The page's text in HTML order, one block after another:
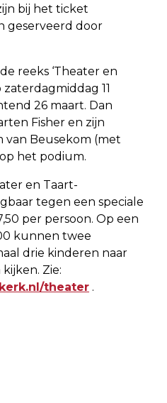
bij het ticket
geserveerd door
reeks ‘Theater en
11
26 maart. Dan
Fisher en zijn
Beusekom (met
het podium.
en Taart-
tegen een speciale
per persoon. Op een
kunnen twee
drie kinderen naar
Zie:
theater .